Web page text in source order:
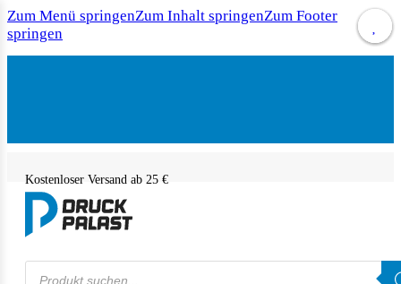
Zum Menü springenZum Inhalt springenZum Footer
springen
Kostenloser Versand ab 25 €